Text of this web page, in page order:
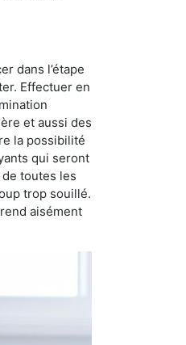
dans l’étape
Effectuer en
et aussi des
la possibilité
qui seront
toutes les
trop souillé.
aisément